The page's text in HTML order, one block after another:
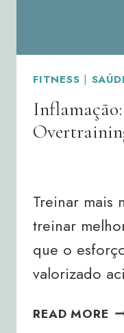
FITNESS |
Treinar mais
treinar
que o
valorizado
READ MORE